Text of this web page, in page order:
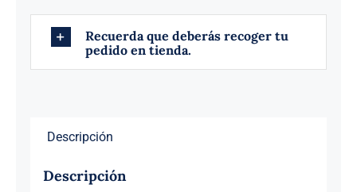
Recuerda que deberás recoger tu
pedido en tienda.
Descripción
Descripción